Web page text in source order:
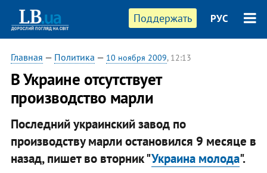
Поддержать РУС
Главная — Политика — 10 ноября 2009, 12:13
В Украине отсутствует
производство марли
Последний украинский завод по
производству марли остановился 9 месяце в
назад, пишет во вторник "Украина молода".